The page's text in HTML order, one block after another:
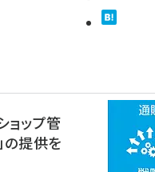
ョップ管
の提供を